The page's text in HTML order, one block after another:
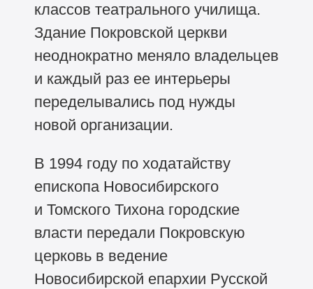
классов театрального училища.
Здание Покровской церкви
неоднократно меняло владельцев
и каждый раз ее интерьеры
переделывались под нужды
новой организации.
В 1994 году по ходатайству
епископа Новосибирского
и Томского Тихона городские
власти передали Покровскую
церковь в ведение
Новосибирской епархии Русской